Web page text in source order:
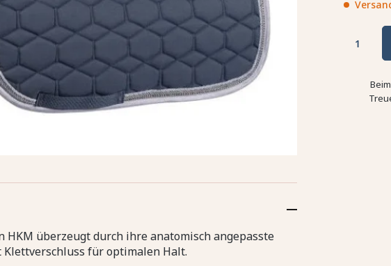
HKM überzeugt durch ihre anatomisch angepasste
für optimalen Halt.